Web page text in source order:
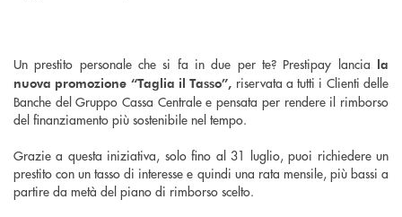
Un prestito personale che si fa in due per te? Prestipay lancia la
nuova promozione “Taglia il Tasso”, riservata a tutti i Clienti delle
Banche del Gruppo Cassa Centrale e pensata per rendere il rimborso
del finanziamento più sostenibile nel tempo.
Grazie a questa iniziativa, solo fino al 31 luglio, puoi richiedere un
prestito con un tasso di interesse e quindi una rata mensile, più bassi a
partire da metà del piano di rimborso scelto.